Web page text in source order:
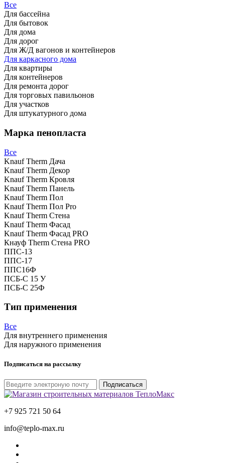
Все
Для бассейна
Для бытовок
Для дома
Для дорог
Для Ж/Д вагонов и контейнеров
Для каркасного дома
Для квартиры
Для контейнеров
Для ремонта дорог
Для торговых павильонов
Для участков
Для штукатурного дома
Марка пенопласта
Все
Knauf Therm Дача
Knauf Therm Декор
Knauf Therm Кровля
Knauf Therm Панель
Knauf Therm Пол
Knauf Therm Пол Pro
Knauf Therm Стена
Knauf Therm Фасад
Knauf Therm Фасад PRO
Кнауф Therm Стена PRO
ППС-13
ППС-17
ППС16Ф
ПСБ-С 15 У
ПСБ-С 25Ф
Тип применения
Все
Для внутреннего применения
Для наружного применения
Подписаться на рассылку
Подписаться
+7 925 721 50 64
info@teplo-max.ru